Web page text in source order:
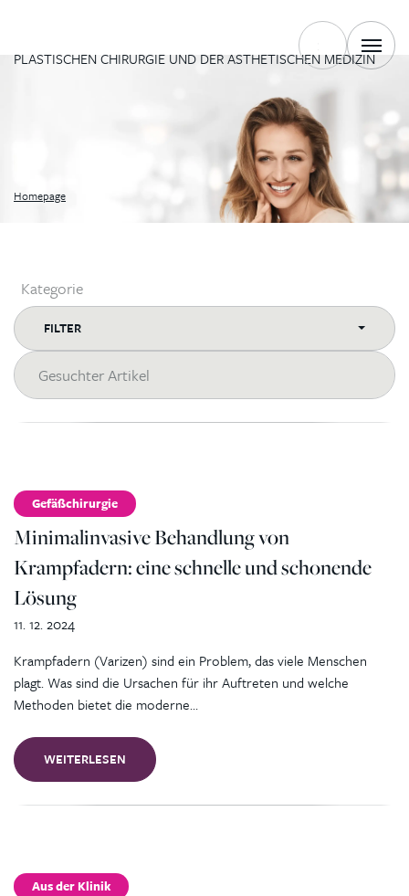
Homepage
VERFOLGEN SIE DIE NEUESTEN TRENDS AUS DER WELT DER
PLASTISCHEN CHIRURGIE UND DER ÄSTHETISCHEN MEDIZIN
Kategorie
FILTER
Minimalinvasive Behandlung von
Krampfadern: eine schnelle und schonende
Lösung
Gefäßchirurgie
Krampfadern (Varizen) sind ein Problem, das viele Menschen
plagt. Was sind die Ursachen für ihr Auftreten und welche
Methoden bietet die moderne…
WEITERLESEN
11. 12. 2024
Aus der Klinik